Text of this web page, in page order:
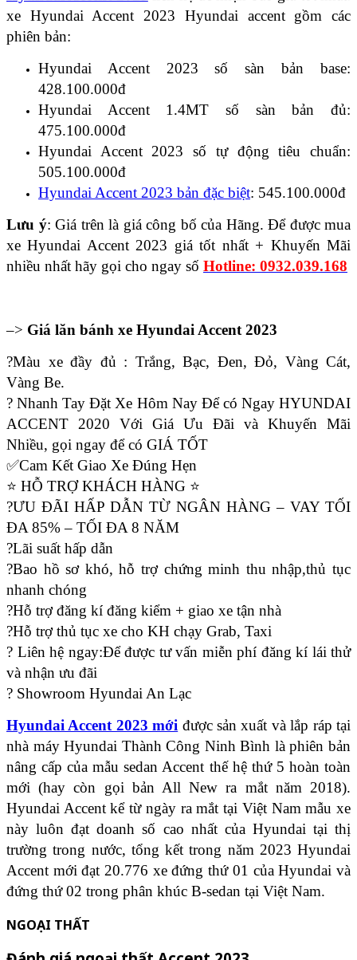
xe Hyundai Accent 2023 Hyundai accent gồm các
phiên bản:
Hyundai Accent 2023 số sàn bản base:
428.100.000đ
Hyundai Accent 1.4MT số sàn bản đủ:
475.100.000đ
Hyundai Accent 2023 số tự động tiêu chuẩn:
505.100.000đ
Hyundai Accent 2023 bản đặc biệt: 545.100.000đ
Lưu ý: Giá trên là giá công bố của Hãng. Để được mua
xe Hyundai Accent 2023 giá tốt nhất + Khuyến Mãi
nhiều nhất hãy gọi cho ngay số Hotline: 0932.039.168
–> Giá lăn bánh xe Hyundai Accent 2023
?Màu xe đầy đủ : Trắng, Bạc, Đen, Đỏ, Vàng Cát,
Vàng Be.
? Nhanh Tay Đặt Xe Hôm Nay Để có Ngay HYUNDAI
ACCENT 2020 Với Giá Ưu Đãi và Khuyến Mãi
Nhiều, gọi ngay để có GIÁ TỐT
✅Cam Kết Giao Xe Đúng Hẹn
⭐ HỖ TRỢ KHÁCH HÀNG ⭐
?ƯU ĐÃI HẤP DẪN TỪ NGÂN HÀNG – VAY TỐI
ĐA 85% – TỐI ĐA 8 NĂM
?Lãi suất hấp dẫn
?Bao hồ sơ khó, hỗ trợ chứng minh thu nhập,thủ tục
nhanh chóng
?Hỗ trợ đăng kí đăng kiểm + giao xe tận nhà
?Hỗ trợ thủ tục xe cho KH chạy Grab, Taxi
? Liên hệ ngay:Để được tư vấn miễn phí đăng kí lái thử
và nhận ưu đãi
? Showroom Hyundai An Lạc
Hyundai Accent 2023 mới được sản xuất và lắp ráp tại
nhà máy Hyundai Thành Công Ninh Bình là phiên bản
nâng cấp của mẫu sedan Accent thế hệ thứ 5 hoàn toàn
mới (hay còn gọi bản All New ra mắt năm 2018).
Hyundai Accent kể từ ngày ra mắt tại Việt Nam mẫu xe
này luôn đạt doanh số cao nhất của Hyundai tại thị
trường trong nước, tổng kết trong năm 2023 Hyundai
Accent mới đạt 20.776 xe đứng thứ 01 của Hyundai và
đứng thứ 02 trong phân khúc B-sedan tại Việt Nam.
NGOẠI THẤT